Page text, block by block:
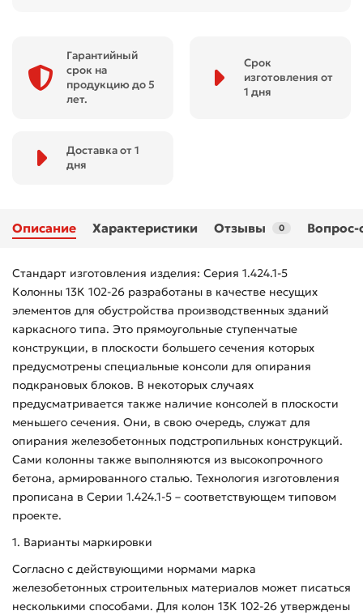
Гарантийный
срок на
продукцию до 5
лет.
Срок
изготовления от
1 дня
Доставка от 1
дня
Описание Характеристики Отзывы 0 Вопрос-
Стандарт изготовления изделия: Серия 1.424.1-5
Колонны 13К 102-26 разработаны в качестве несущих
элементов для обустройства производственных зданий
каркасного типа. Это прямоугольные ступенчатые
конструкции, в плоскости большего сечения которых
предусмотрены специальные консоли для опирания
подкрановых блоков. В некоторых случаях
предусматривается также наличие консолей в плоскости
меньшего сечения. Они, в свою очередь, служат для
опирания железобетонных подстропильных конструкций.
Сами колонны также выполняются из высокопрочного
бетона, армированного сталью. Технология изготовления
прописана в Серии 1.424.1-5 – соответствующем типовом
проекте.
1. Варианты маркировки
Согласно с действующими нормами марка
железобетонных строительных материалов может писаться
несколькими способами. Для колон 13К 102-26 утверждены